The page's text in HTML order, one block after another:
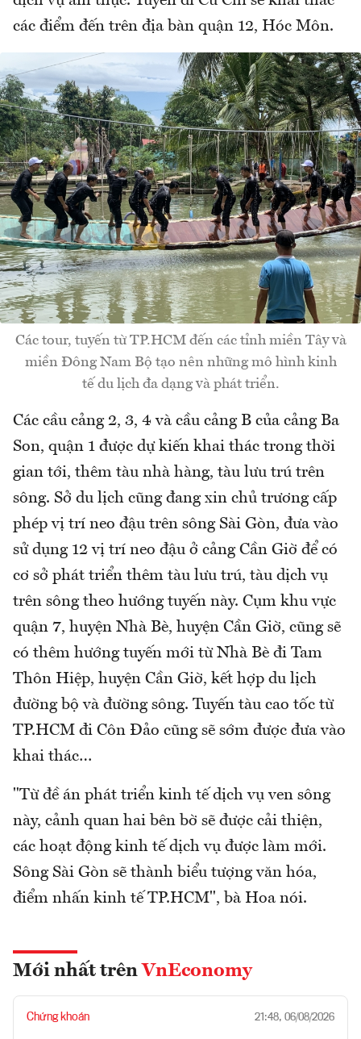
các điểm đến trên địa bàn quận 12, Hóc Môn.
Các tour, tuyến từ TP.HCM đến các tỉnh miền Tây và
miền Đông Nam Bộ tạo nên những mô hình kinh
tế du lịch đa dạng và phát triển.
Các cầu cảng 2, 3, 4 và cầu cảng B của cảng Ba
Son, quận 1 được dự kiến khai thác trong thời
gian tới, thêm tàu nhà hàng, tàu lưu trú trên
sông. Sở du lịch cũng đang xin chủ trương cấp
phép vị trí neo đậu trên sông Sài Gòn, đưa vào
sử dụng 12 vị trí neo đậu ở cảng Cần Giờ để có
cơ sở phát triển thêm tàu lưu trú, tàu dịch vụ
trên sông theo hướng tuyến này. Cụm khu vực
quận 7, huyện Nhà Bè, huyện Cần Giờ, cũng sẽ
có thêm hướng tuyến mới từ Nhà Bè đi Tam
Thôn Hiệp, huyện Cần Giờ, kết hợp du lịch
đường bộ và đường sông. Tuyến tàu cao tốc từ
TP.HCM đi Côn Đảo cũng sẽ sớm được đưa vào
khai thác…
"Từ đề án phát triển kinh tế dịch vụ ven sông
này, cảnh quan hai bên bờ sẽ được cải thiện,
các hoạt động kinh tế dịch vụ được làm mới.
Sông Sài Gòn sẽ thành biểu tượng văn hóa,
điểm nhấn kinh tế TP.HCM", bà Hoa nói.
Mới nhất trên VnEconomy
Chứng khoán 21:48, 06/08/2026